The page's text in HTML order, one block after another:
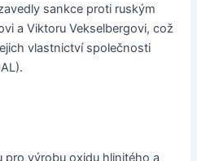
sankce proti ruským
a Viktoru Vekselbergovi, což
vlastnictví společnosti
pro výrobu oxidu hlinitého a